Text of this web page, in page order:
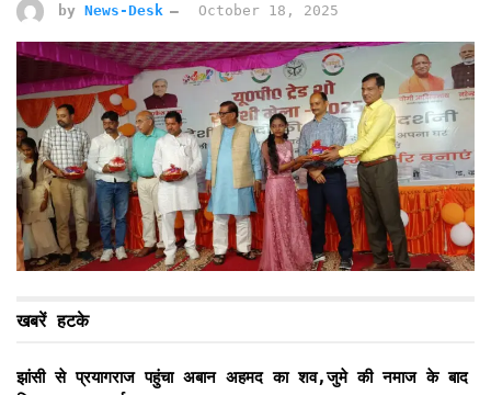
by News-Desk October 18, 2025
खबरें हटके
झांसी से प्रयागराज पहुंचा अबान अहमद का शव,जुमे की नमाज के बाद